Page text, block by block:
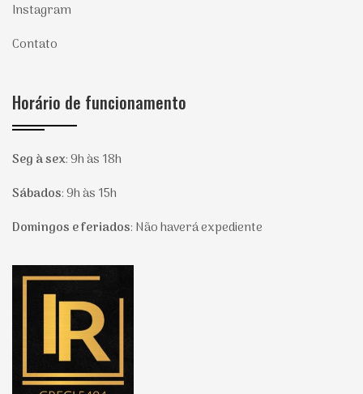
Instagram
Contato
Horário de funcionamento
Seg à sex:9h às 18h
Sábados:9h às 15h
Domingos e feriados: Não haverá expediente
Página inicial